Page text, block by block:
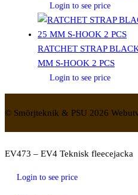
Login to see price
RATCHET STRAP
MM S-HOOK 2 PCS
Login to see price
© Smörjteknik & PSU 2026
EV473 – EV4 Teknisk fleecejacka
Login to see price